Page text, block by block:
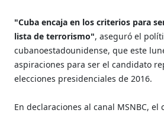
"Cuba encaja en los criterios para
lista de terrorismo", aseguró el
cubanoestadounidense, que este
aspiraciones para ser el candidato
elecciones presidenciales de 2016.
En declaraciones al canal MSNBC,